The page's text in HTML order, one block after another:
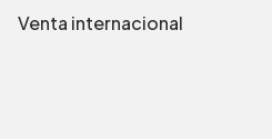
Venta internacional